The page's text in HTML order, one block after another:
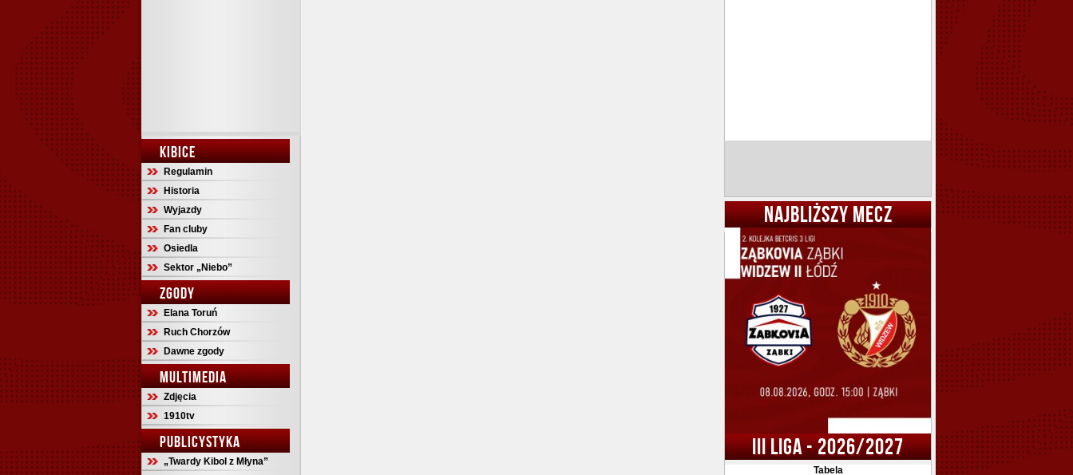
KIBICE
Regulamin
Historia
Wyjazdy
Fan cluby
Osiedla
Sektor „Niebo”
ZGODY
Elana Toruń
Ruch Chorzów
Dawne zgody
MULTIMEDIA
Zdjęcia
1910tv
PUBLICYSTYKA
„Twardy Kibol z Młyna”
NAJBLIŻSZY MECZ
III LIGA - 2026/2027
Tabela